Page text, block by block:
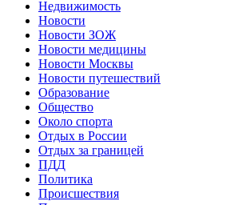
Недвижимость
Новости
Новости ЗОЖ
Новости медицины
Новости Москвы
Новости путешествий
Образование
Общество
Около спорта
Отдых в России
Отдых за границей
ПДД
Политика
Происшествия